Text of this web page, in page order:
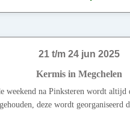
21 t/m 24 jun 2025
Kermis in Megchelen
weekend na Pinksteren wordt altijd
gehouden, deze wordt georganiseerd